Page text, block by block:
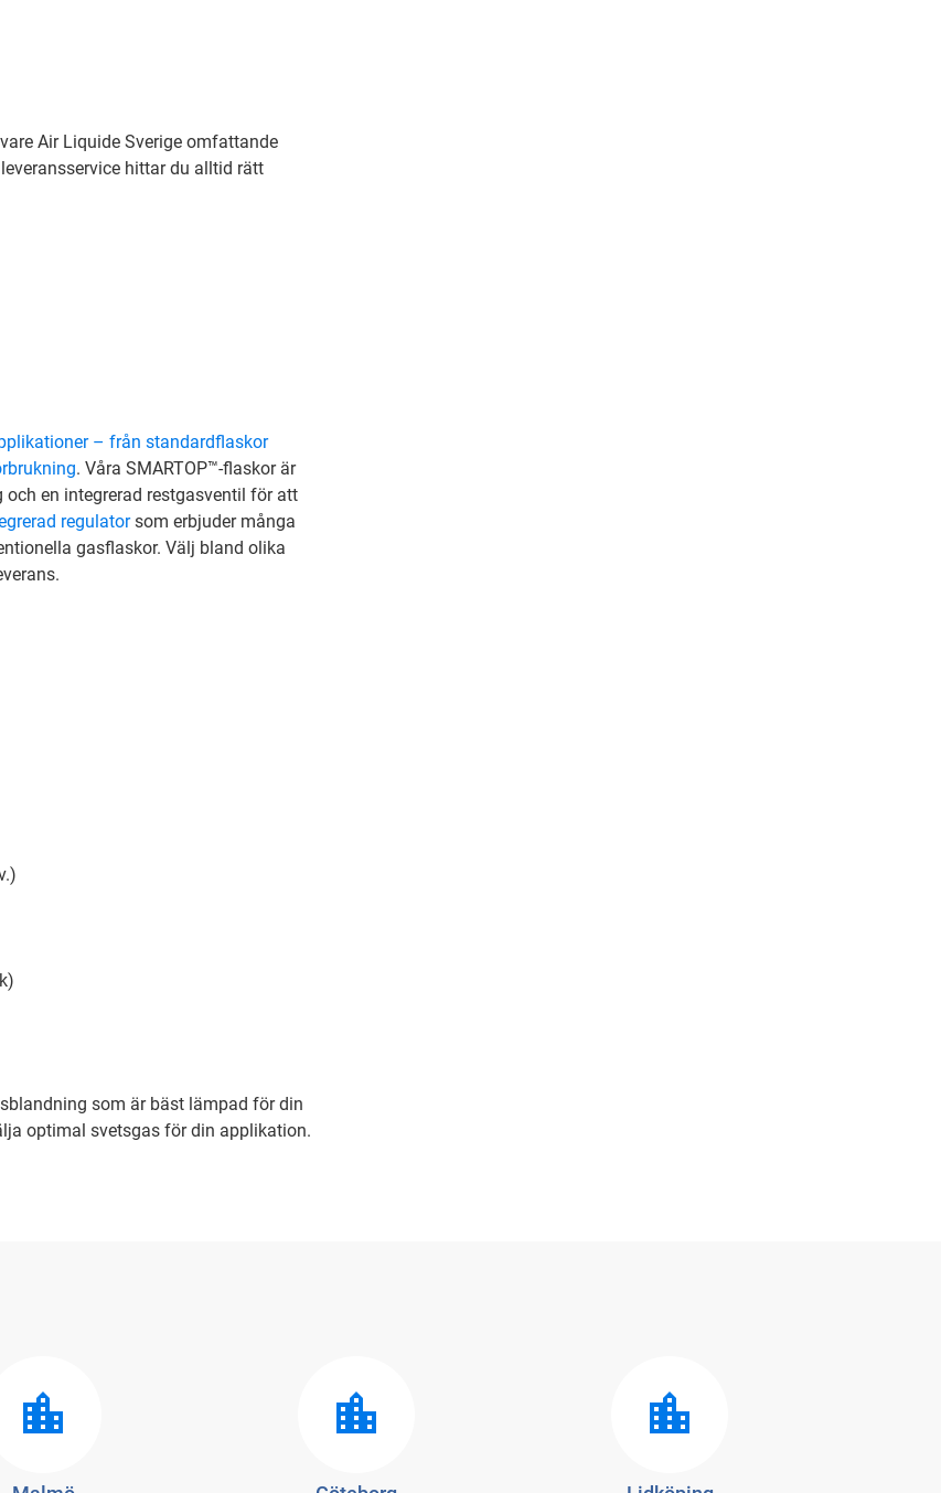
Air Liquide Sverige omfattande
hittar du alltid rätt
– från standardflaskor
. Våra SMARTOP™-flaskor är
en integrerad restgasventil för att
regulatorsom erbjuder många
gasflaskor. Välj bland olika
som är bäst lämpad för din
optimal svetsgas för din applikation.